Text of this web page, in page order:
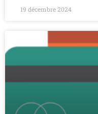
19 décembre 2024